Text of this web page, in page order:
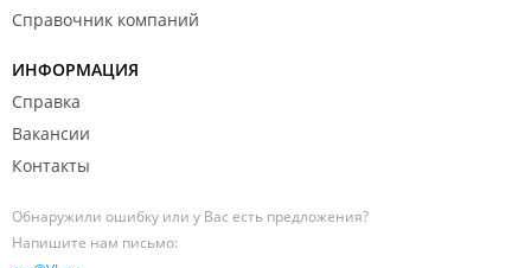
Справочник компаний
ИНФОРМАЦИЯ
Справка
Вакансии
Контакты
Обнаружили ошибку или у Вас есть предложения?
Напишите нам письмо: